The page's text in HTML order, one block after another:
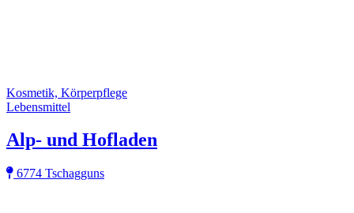
Kosmetik, Körperpflege
Lebensmittel
Alp- und Hofladen
6774 Tschagguns